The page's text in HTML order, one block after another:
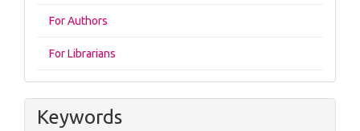
For Authors
For Librarians
Keywords